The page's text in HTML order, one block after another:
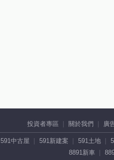
投資者專區 關於我們 廣
591中古屋 591新建案 591土地
8891新車